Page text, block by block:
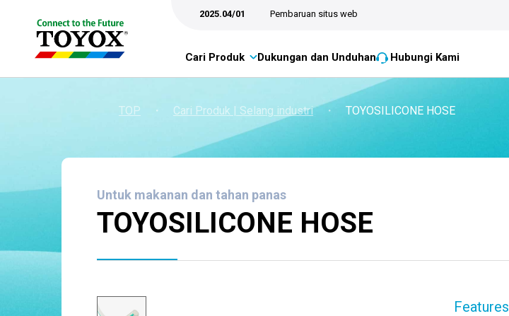
2025.04/01 Pembaruan situs web
Cari Produk Dukungan dan Unduhan Hubungi Kami
TOP ・ Cari Produk | Selang industri ・ TOYOSILICONE HOSE
Untuk makanan dan tahan panas
TOYOSILICONE HOSE
Features